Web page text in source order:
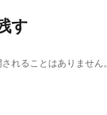
す
れることはありません。